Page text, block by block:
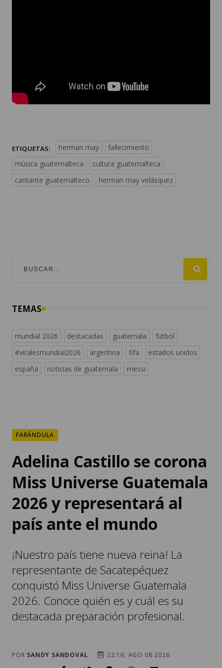
ETIQUETAS: herman may
fallecimiento
música guatemalteca
cultura guatemalteca
cantante guatemalteco
herman may velásquez
TEMAS
mundial 2026 destacadas guatemala
fútbol
#viralesmundial2026
argentina fifa
estados unidos
españa
noticias de guatemala messi
FARÁNDULA
Adelina Castillo se corona
Miss Universe Guatemala
2026 y representará al
país ante el mundo
¡Nuestro país tiene nueva reina! La
representante de Sacatepéquez
conquistó Miss Universe Guatemala
2026. Conoce quién es y cuál es su
destacada preparación profesional.
POR SANDY SANDOVAL
22:16, AGO 08 2026